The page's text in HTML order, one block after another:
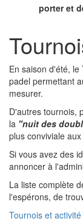
porter et
En saison d'été,
padel permettant
mesurer.
D'autres tournois,
la "nuit des
plus conviviale
Si vous avez des
annoncer à
La liste complète
l'espérons, de
Tournois et